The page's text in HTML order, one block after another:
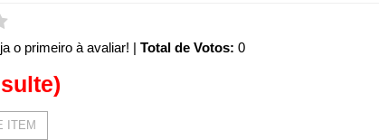
o primeiro à avaliar! | Total de Votos: 0
ITEM